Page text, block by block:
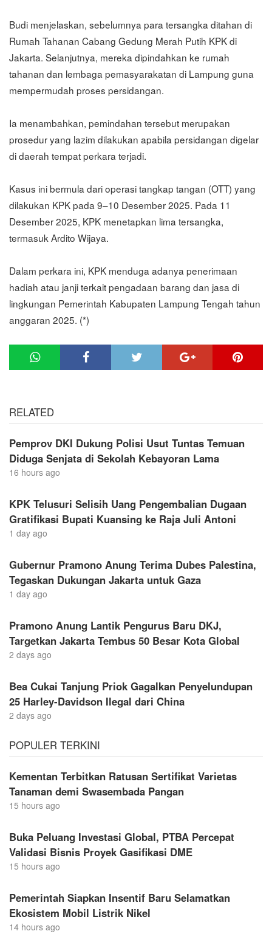
Budi menjelaskan, sebelumnya para tersangka ditahan di
Rumah Tahanan Cabang Gedung Merah Putih KPK di
Jakarta. Selanjutnya, mereka dipindahkan ke rumah
tahanan dan lembaga pemasyarakatan di Lampung guna
mempermudah proses persidangan.
Ia menambahkan, pemindahan tersebut merupakan
prosedur yang lazim dilakukan apabila persidangan digelar
di daerah tempat perkara terjadi.
Kasus ini bermula dari operasi tangkap tangan (OTT) yang
dilakukan KPK pada 9–10 Desember 2025. Pada 11
Desember 2025, KPK menetapkan lima tersangka,
termasuk Ardito Wijaya.
Dalam perkara ini, KPK menduga adanya penerimaan
hadiah atau janji terkait pengadaan barang dan jasa di
lingkungan Pemerintah Kabupaten Lampung Tengah tahun
anggaran 2025. (*)
RELATED
Pemprov DKI Dukung Polisi Usut Tuntas Temuan
Diduga Senjata di Sekolah Kebayoran Lama
16 hours ago
KPK Telusuri Selisih Uang Pengembalian Dugaan
Gratifikasi Bupati Kuansing ke Raja Juli Antoni
1 day ago
Gubernur Pramono Anung Terima Dubes Palestina,
Tegaskan Dukungan Jakarta untuk Gaza
1 day ago
Pramono Anung Lantik Pengurus Baru DKJ,
Targetkan Jakarta Tembus 50 Besar Kota Global
2 days ago
Bea Cukai Tanjung Priok Gagalkan Penyelundupan
25 Harley-Davidson Ilegal dari China
2 days ago
POPULER TERKINI
Kementan Terbitkan Ratusan Sertifikat Varietas
Tanaman demi Swasembada Pangan
15 hours ago
Buka Peluang Investasi Global, PTBA Percepat
Validasi Bisnis Proyek Gasifikasi DME
15 hours ago
Pemerintah Siapkan Insentif Baru Selamatkan
Ekosistem Mobil Listrik Nikel
14 hours ago